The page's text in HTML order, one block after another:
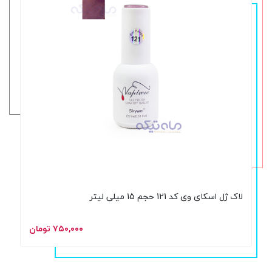
لاک ژل اسکای وی کد 121 حجم 15 میلی لیتر
۷۵۰,۰۰۰ تومان